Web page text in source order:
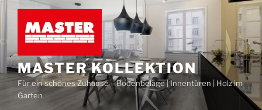
MASTER KOLLEKTION
Für ein schönes Zuhause – Bodenbeläge | Innentüren | Holz im
Garten